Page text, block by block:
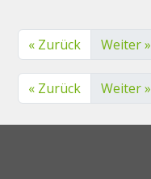
« Zurück Weiter »
« Zurück Weiter »